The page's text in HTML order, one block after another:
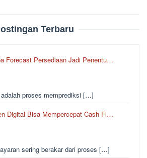
Terbaru
Forecast Persediaan Jadi Penentu…
proses memprediksi […]
Digital Bisa Mempercepat Cash Fl…
sering berakar dari proses […]